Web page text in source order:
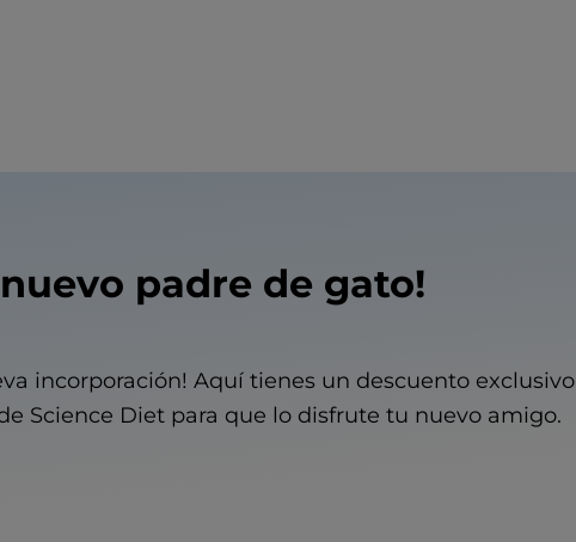
nuevo padre de gato!
incorporación! Aquí tienes un descuento exclusivo
Science Diet para que lo disfrute tu nuevo amigo.